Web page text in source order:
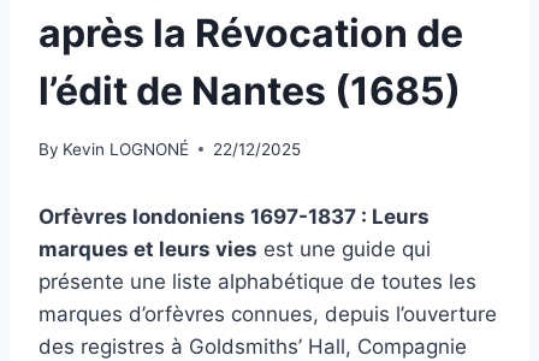
après la Révocation de
l’édit de Nantes (1685)
By Kevin LOGNONÉ 22/12/2025
Orfèvres londoniens 1697-1837 : Leurs
marques et leurs vies est une guide qui
présente une liste alphabétique de toutes les
marques d’orfèvres connues, depuis l’ouverture
des registres à Goldsmiths’ Hall, Compagnie